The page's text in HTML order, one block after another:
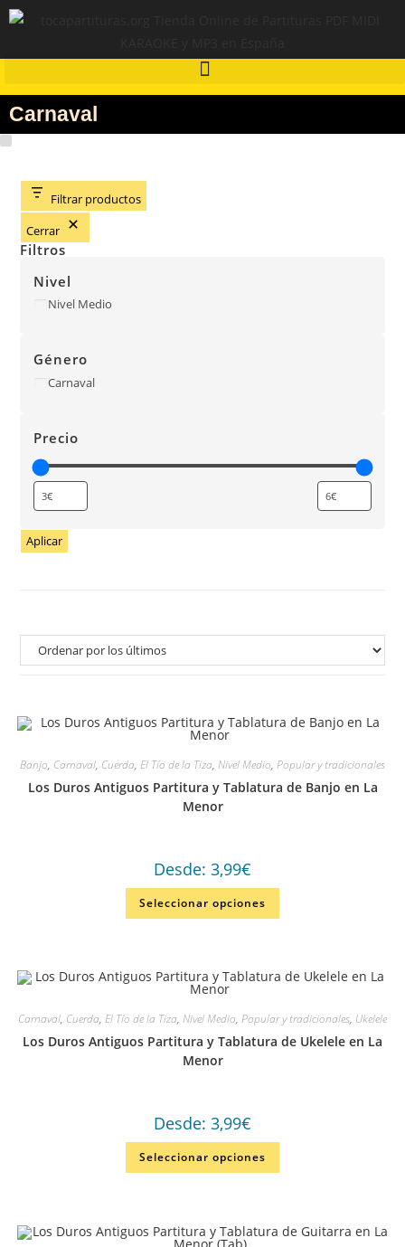
Carnaval
Filtrar productos
Cerrar
Filtros
Nivel
Nivel Medio
Género
Carnaval
Precio
Aplicar
Banjo, Carnaval, Cuerda, El Tío de la Tiza, Nivel Medio, Popular y tradicionales
Los Duros Antiguos Partitura y Tablatura de Banjo en La
Menor
Desde: 3,99€
Seleccionar opciones
Carnaval, Cuerda, El Tío de la Tiza, Nivel Medio, Popular y tradicionales, Ukelele
Los Duros Antiguos Partitura y Tablatura de Ukelele en La
Menor
Desde: 3,99€
Seleccionar opciones